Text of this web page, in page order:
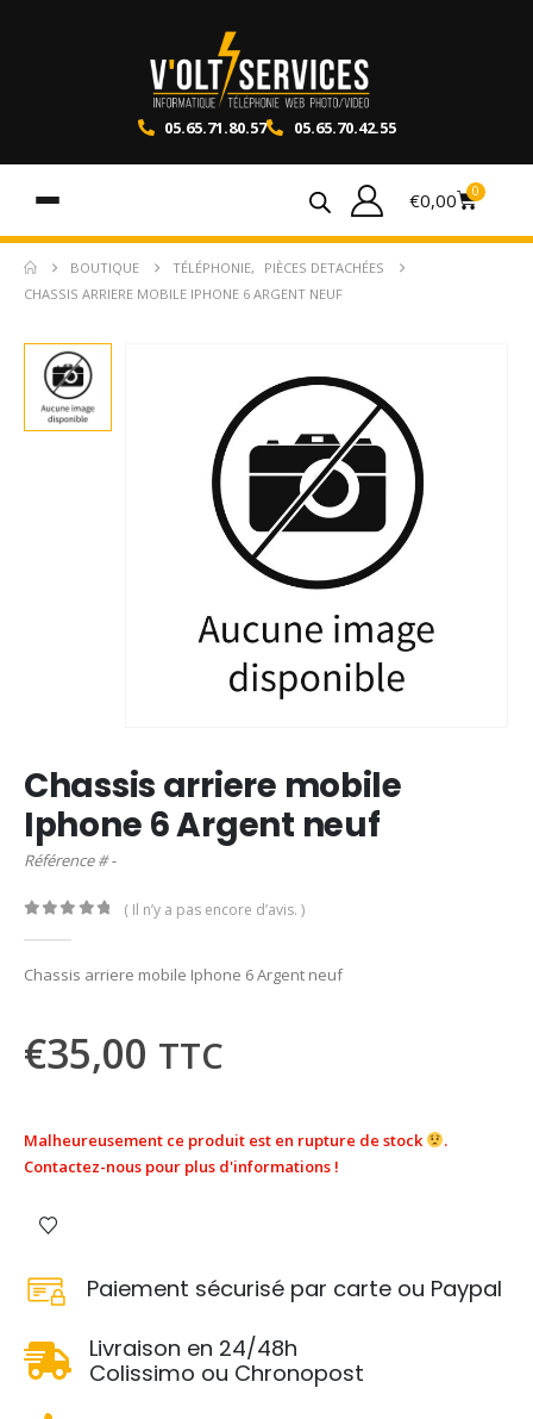
05.65.71.80.57 05.65.70.42.55
€0,00 0
BOUTIQUE TÉLÉPHONIE,
PIÈCES DETACHÉES
CHASSIS ARRIERE MOBILE IPHONE 6 ARGENT NEUF
Chassis arriere mobile
Iphone 6 Argent neuf
Référence # -
( Il n’y a pas encore d’avis. )
Chassis arriere mobile Iphone 6 Argent neuf
€35,00 TTC
Malheureusement ce produit est en rupture de stock
.
Contactez-nous pour plus d'informations !
Paiement sécurisé par carte ou Paypal
Livraison en 24/48h
Colissimo ou Chronopost